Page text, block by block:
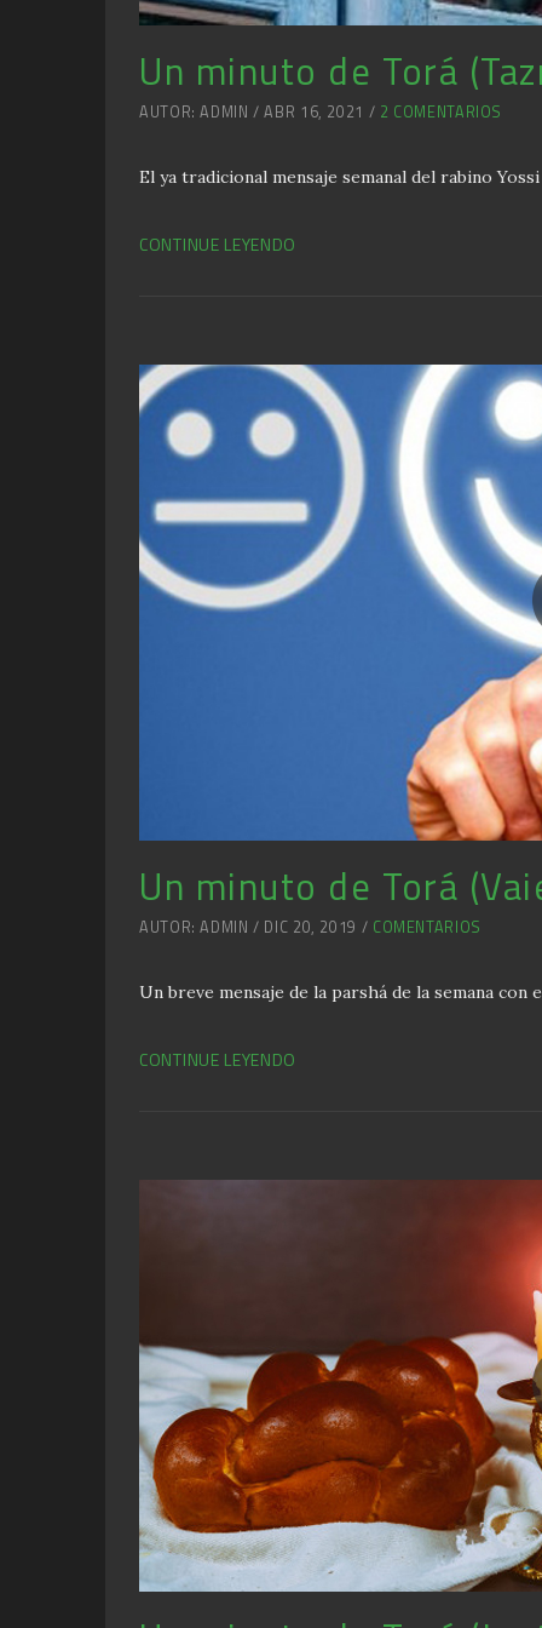
Un minuto de Torá
AUTOR: ADMIN / ABR 16, 2021 / 2 COMENTARIOS
El ya tradicional mensaje semanal del rabino
CONTINUE LEYENDO
Un minuto de Torá
AUTOR: ADMIN / DIC 20, 2019 / COMENTARIOS
Un breve mensaje de la parshá de la semana
CONTINUE LEYENDO